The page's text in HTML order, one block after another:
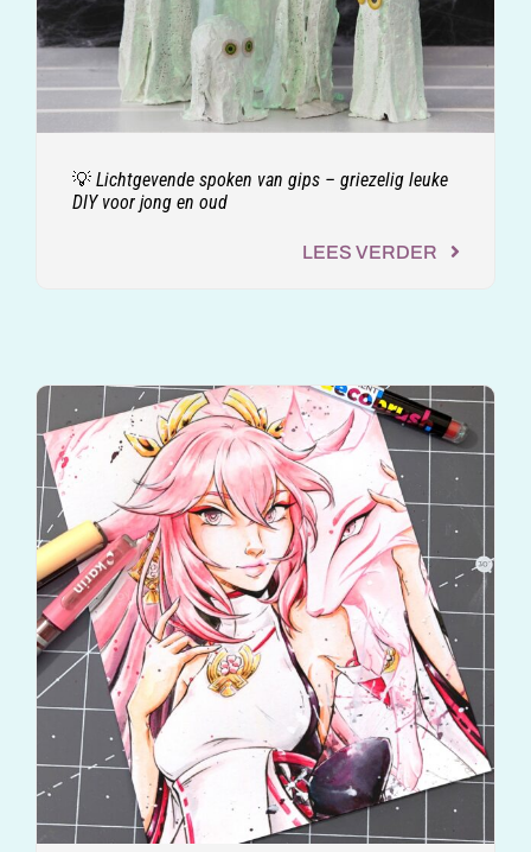
💡 Lichtgevende spoken van gips – griezelig leuke
DIY voor jong en oud
LEES VERDER